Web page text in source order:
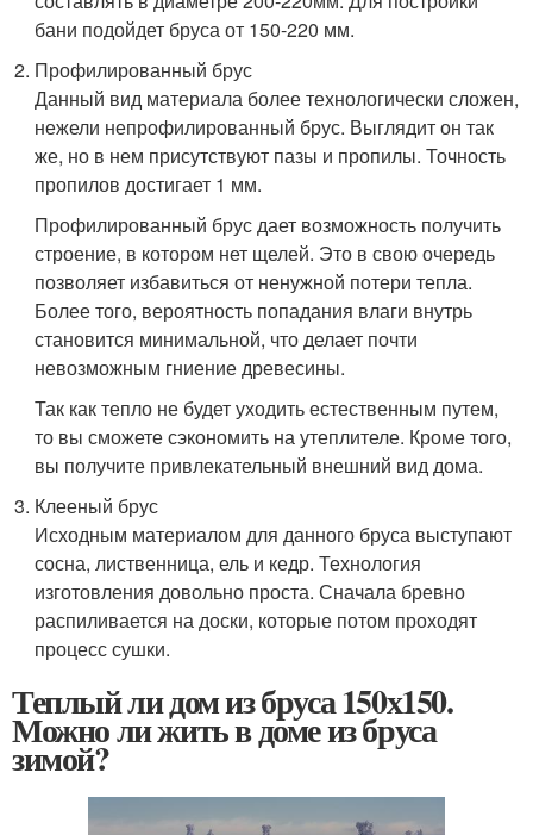
бани подойдет бруса от 150-220 мм.
Профилированный брус
Данный вид материала более технологически сложен,
нежели непрофилированный брус. Выглядит он так
же, но в нем присутствуют пазы и пропилы. Точность
пропилов достигает 1 мм.
Профилированный брус дает возможность получить
строение, в котором нет щелей. Это в свою очередь
позволяет избавиться от ненужной потери тепла.
Более того, вероятность попадания влаги внутрь
становится минимальной, что делает почти
невозможным гниение древесины.
Так как тепло не будет уходить естественным путем,
то вы сможете сэкономить на утеплителе. Кроме того,
вы получите привлекательный внешний вид дома.
Клееный брус
Исходным материалом для данного бруса выступают
сосна, лиственница, ель и кедр. Технология
изготовления довольно проста. Сначала бревно
распиливается на доски, которые потом проходят
процесс сушки.
Теплый ли дом из бруса 150х150.
Можно ли жить в доме из бруса
зимой?